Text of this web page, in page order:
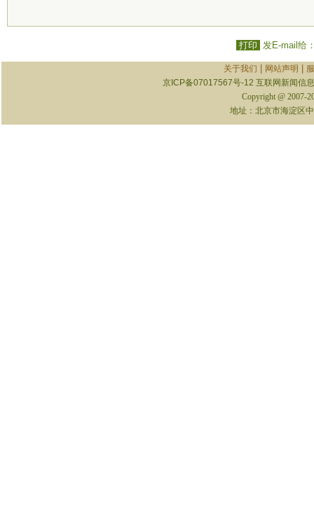
打印 发E-mail给
关于我们 网站声明
京ICP备07017567号-12 互联网新闻信
Copyright @ 2007-
地址：北京市海淀区